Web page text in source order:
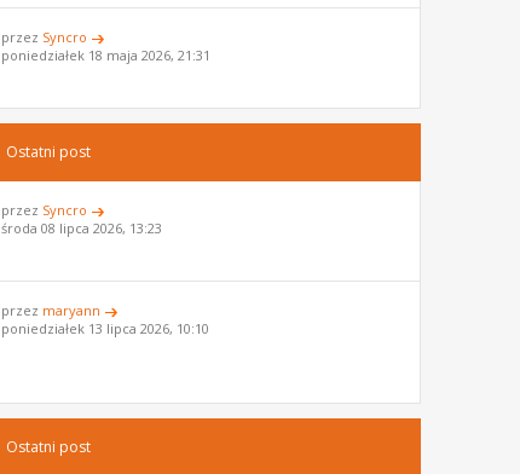
przez Syncro
poniedziałek 18 maja 2026, 21:31
Ostatni post
przez Syncro
środa 08 lipca 2026, 13:23
przez maryann
poniedziałek 13 lipca 2026, 10:10
Ostatni post